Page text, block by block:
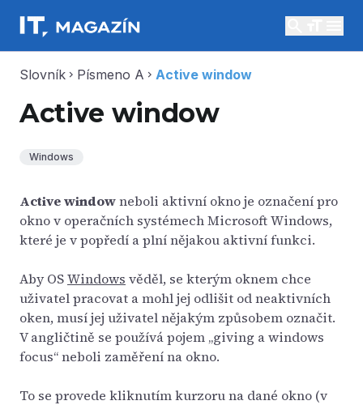
Slovník chevron_right Písmeno A chevron_right Active window
Active window
Windows
Active windowneboli aktivní okno je označení pro
okno v operačních systémech Microsoft Windows,
které je v popředí a plní nějakou aktivní funkci.
Aby OSWindows věděl, se kterým oknem chce
uživatel pracovat a mohl jej odlišit od neaktivních
oken, musí jej uživatel nějakým způsobem označit.
V angličtině se používá pojem „giving a windows
focus“ neboli zaměření na okno.
To se provede kliknutím kurzoru na dané okno (v